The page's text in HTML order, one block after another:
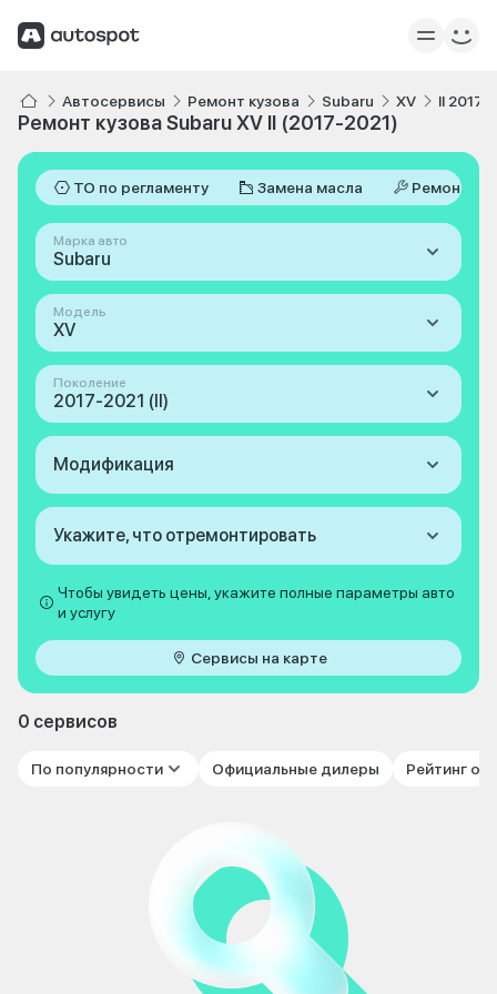
Автосервисы Ремонт кузова Subaru XV II 2017-
Ремонт кузова Subaru XV II (2017-2021)
ТО по регламенту Замена масла Ремонт
Марка авто
Subaru
Модель
XV
Поколение
2017-2021 (II)
Модификация
Укажите, что отремонтировать
Чтобы увидеть цены, укажите полные параметры авто
и услугу
Сервисы на карте
0 сервисов
По популярности Официальные дилеры Рейтинг